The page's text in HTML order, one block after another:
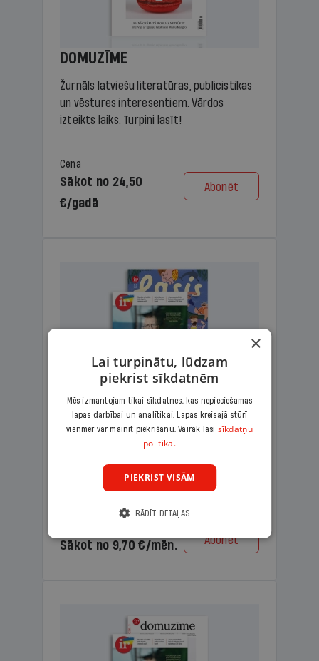
DOMUZĪME
Žurnāls latviešu literatūras, publicistikas
un vēstures interesentiem. Vārdos
izteikts laiks. Turpini lasīt!
Cena
Sākot no 24,50
€/gadā
Abonēt
KOMPLEKTS IR + LASIS
Ģimenes komplekts – aizraujošs
lasāmžurnāls bērniem un analītiska
lasāmviela vecākiem.
Sākot no 9,70 €/mēn. Abonēt
×
Lai turpinātu, lūdzam
piekrist sīkdatnēm
Mēs izmantojam tikai sīkdatnes, kas nepieciešamas
lapas darbībai un analītikai. Lapas kreisajā stūrī
vienmēr var mainīt piekrišanu. Vairāk lasi sīkdatņu
politikā.
PIEKRIST VISĀM
RĀDĪT DETAĻAS